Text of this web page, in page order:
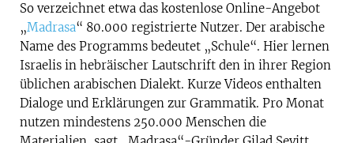
So verzeichnet etwa das kostenlose Online-Angebot
„Madrasa“ 80.000 registrierte Nutzer. Der arabische
Name des Programms bedeutet „Schule“. Hier lernen
Israelis in hebräischer Lautschrift den in ihrer Region
üblichen arabischen Dialekt. Kurze Videos enthalten
Dialoge und Erklärungen zur Grammatik. Pro Monat
nutzen mindestens 250.000 Menschen die